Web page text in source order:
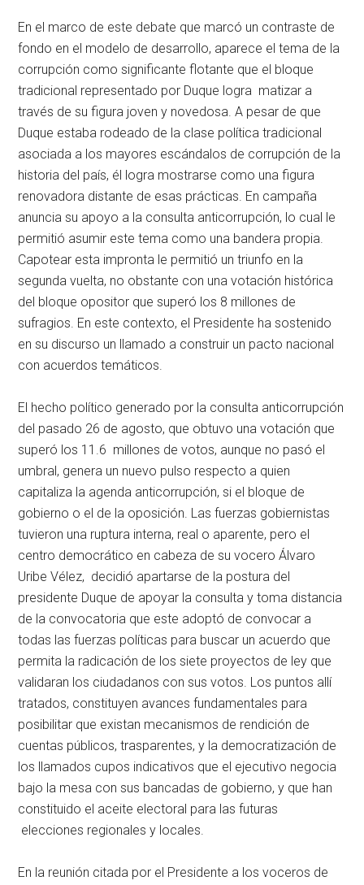
En el marco de este debate que marcó un contraste de
fondo en el modelo de desarrollo, aparece el tema de la
corrupción como significante flotante que el bloque
tradicional representado por Duque logra matizar a
través de su figura joven y novedosa. A pesar de que
Duque estaba rodeado de la clase política tradicional
asociada a los mayores escándalos de corrupción de la
historia del país, él logra mostrarse como una figura
renovadora distante de esas prácticas. En campaña
anuncia su apoyo a la consulta anticorrupción, lo cual le
permitió asumir este tema como una bandera propia.
Capotear esta impronta le permitió un triunfo en la
segunda vuelta, no obstante con una votación histórica
del bloque opositor que superó los 8 millones de
sufragios. En este contexto, el Presidente ha sostenido
en su discurso un llamado a construir un pacto nacional
con acuerdos temáticos.
El hecho político generado por la consulta anticorrupción
del pasado 26 de agosto, que obtuvo una votación que
superó los 11.6 millones de votos, aunque no pasó el
umbral, genera un nuevo pulso respecto a quien
capitaliza la agenda anticorrupción, si el bloque de
gobierno o el de la oposición. Las fuerzas gobiernistas
tuvieron una ruptura interna, real o aparente, pero el
centro democrático en cabeza de su vocero Álvaro
Uribe Vélez, decidió apartarse de la postura del
presidente Duque de apoyar la consulta y toma distancia
de la convocatoria que este adoptó de convocar a
todas las fuerzas políticas para buscar un acuerdo que
permita la radicación de los siete proyectos de ley que
validaran los ciudadanos con sus votos. Los puntos allí
tratados, constituyen avances fundamentales para
posibilitar que existan mecanismos de rendición de
cuentas públicos, trasparentes, y la democratización de
los llamados cupos indicativos que el ejecutivo negocia
bajo la mesa con sus bancadas de gobierno, y que han
constituido el aceite electoral para las futuras
elecciones regionales y locales.
En la reunión citada por el Presidente a los voceros de